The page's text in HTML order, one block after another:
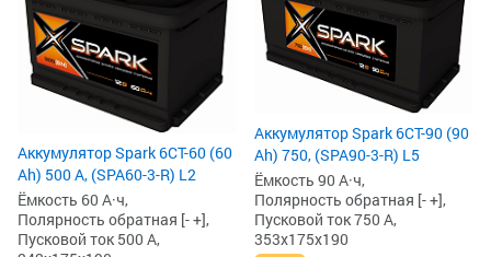
Аккумулятор Spark 6СТ-60 (60
Ah) 500 А, (SPA60-3-R) L2
Ёмкость 60 А·ч,
Полярность обратная [- +],
Пусковой ток 500 А,
Аккумулятор Spark 6СТ-90 (90
Ah) 750, (SPA90-3-R) L5
Ёмкость 90 А·ч,
Полярность обратная [- +],
Пусковой ток 750 А,
353x175x190